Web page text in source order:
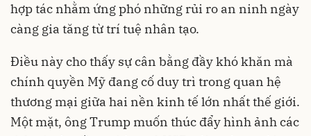
hợp tác nhằm ứng phó những rủi ro an ninh ngày
càng gia tăng từ trí tuệ nhân tạo.
Điều này cho thấy sự cân bằng đầy khó khăn mà
chính quyền Mỹ đang cố duy trì trong quan hệ
thương mại giữa hai nền kinh tế lớn nhất thế giới.
Một mặt, ông Trump muốn thúc đẩy hình ảnh các